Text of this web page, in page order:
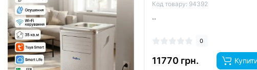
Код товару: 94392
..
0
11770 грн.